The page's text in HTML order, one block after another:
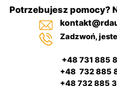
Potrzebujesz pomocy?
Zadzwoń,
+48 731 885
+48 732 885
+48 732 885